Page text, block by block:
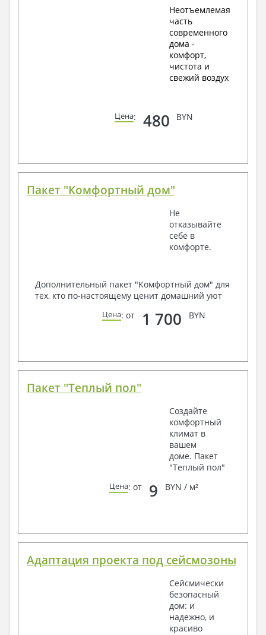
Неотъемлемая
часть
современного
дома -
комфорт,
чистота и
свежий воздух
Цена: 480 BYN
Пакет "Комфортный дом"
Не
отказывайте
себе в
комфорте.
Дополнительный пакет "Комфортный дом" для
тех, кто по-настоящему ценит домашний уют
Цена: от 1 700 BYN
Пакет "Теплый пол"
Создайте
комфортный
климат в
вашем
доме. Пакет
"Теплый пол"
Цена: от 9 BYN / м²
Адаптация проекта под сейсмозоны
Сейсмически
безопасный
дом: и
надежно, и
красиво